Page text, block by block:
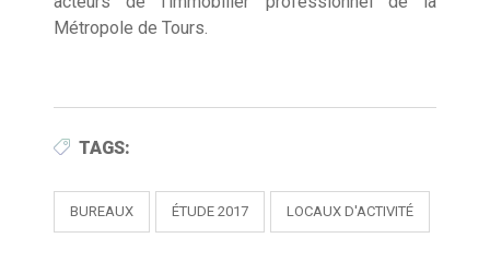
Métropole de Tours.
TAGS:
BUREAUX ÉTUDE 2017 LOCAUX D'ACTIVITÉ